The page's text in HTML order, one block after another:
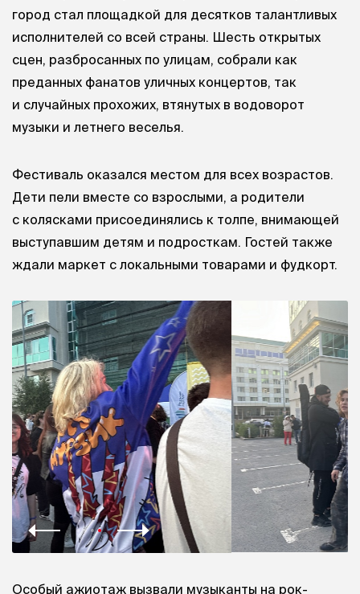
город стал площадкой для десятков талантливых
исполнителей со всей страны. Шесть открытых
сцен, разбросанных по улицам, собрали как
преданных фанатов уличных концертов, так
и случайных прохожих, втянутых в водоворот
музыки и летнего веселья.
Фестиваль оказался местом для всех возрастов.
Дети пели вместе со взрослыми, а родители
с колясками присоединялись к толпе, внимающей
выступавшим детям и подросткам. Гостей также
ждали маркет с локальными товарами и фудкорт.
Особый ажиотаж вызвали музыканты на рок-